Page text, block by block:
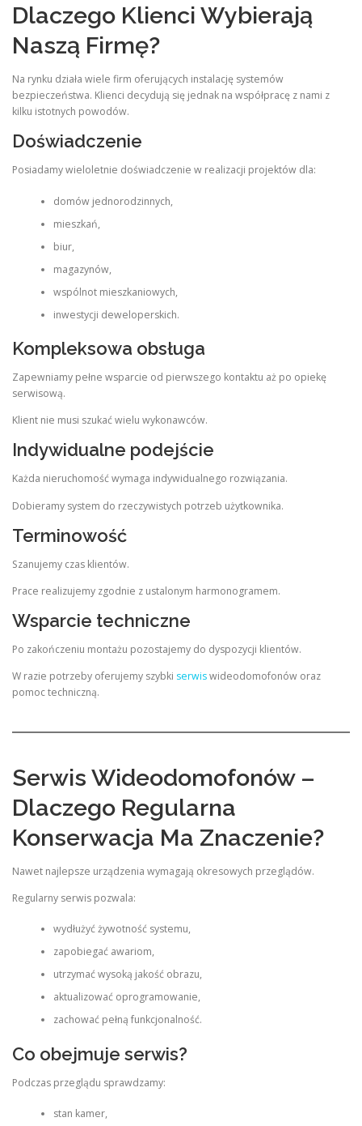
Dlaczego Klienci Wybierają
Naszą Firmę?
Na rynku działa wiele firm oferujących instalację systemów
bezpieczeństwa. Klienci decydują się jednak na współpracę z nami z
kilku istotnych powodów.
Doświadczenie
Posiadamy wieloletnie doświadczenie w realizacji projektów dla:
domów jednorodzinnych,
mieszkań,
biur,
magazynów,
wspólnot mieszkaniowych,
inwestycji deweloperskich.
Kompleksowa obsługa
Zapewniamy pełne wsparcie od pierwszego kontaktu aż po opiekę
serwisową.
Klient nie musi szukać wielu wykonawców.
Indywidualne podejście
Każda nieruchomość wymaga indywidualnego rozwiązania.
Dobieramy system do rzeczywistych potrzeb użytkownika.
Terminowość
Szanujemy czas klientów.
Prace realizujemy zgodnie z ustalonym harmonogramem.
Wsparcie techniczne
Po zakończeniu montażu pozostajemy do dyspozycji klientów.
W razie potrzeby oferujemy szybki serwiswideodomofonów oraz
pomoc techniczną.
Serwis Wideodomofonów –
Dlaczego Regularna
Konserwacja Ma Znaczenie?
Nawet najlepsze urządzenia wymagają okresowych przeglądów.
Regularny serwis pozwala:
wydłużyć żywotność systemu,
zapobiegać awariom,
utrzymać wysoką jakość obrazu,
aktualizować oprogramowanie,
zachować pełną funkcjonalność.
Co obejmuje serwis?
Podczas przeglądu sprawdzamy:
stan kamer,